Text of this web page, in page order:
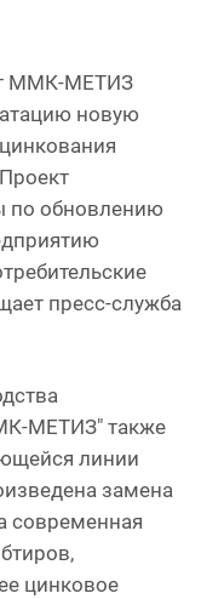
ММК-МЕТИЗ
новую
по обновлению
пресс-служба
МЕТИЗ" также
линии
замена
современная
цинковое